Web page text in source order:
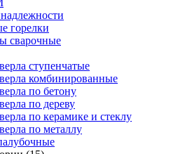
горелки
сварочные
ступенчатые
комбинированные
по бетону
по дереву
по керамике и стеклу
по металлу